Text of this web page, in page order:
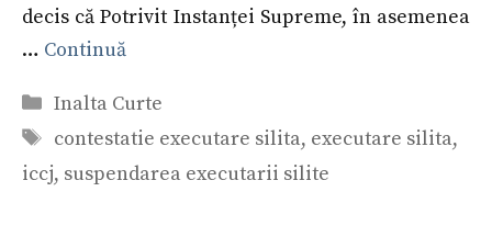
decis că Potrivit Instanței Supreme, în asemenea
… Continuă
Categorii
Inalta Curte
Etichete
contestatie executare silita, executare silita,
iccj, suspendarea executarii silite